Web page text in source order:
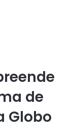
de
Globo